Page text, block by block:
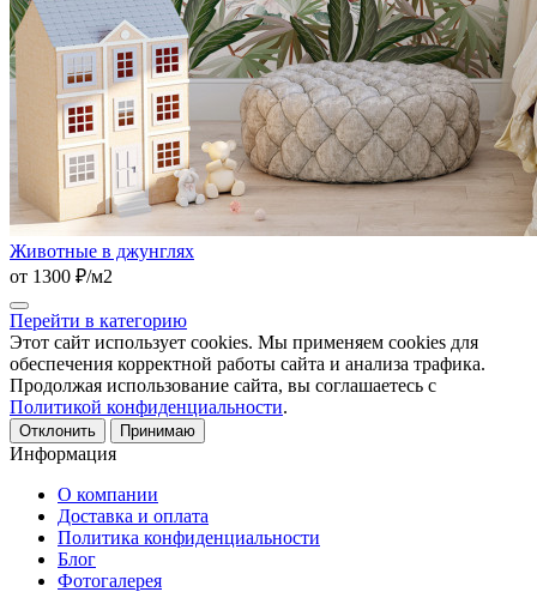
Животные в джунглях
от 1300 ₽/м2
Перейти в категорию
Этот сайт использует cookies. Мы применяем cookies для
обеспечения корректной работы сайта и анализа трафика.
Продолжая использование сайта, вы соглашаетесь с
Политикой конфиденциальности.
Отклонить Принимаю
Информация
О компании
Доставка и оплата
Политика конфиденциальности
Блог
Фотогалерея